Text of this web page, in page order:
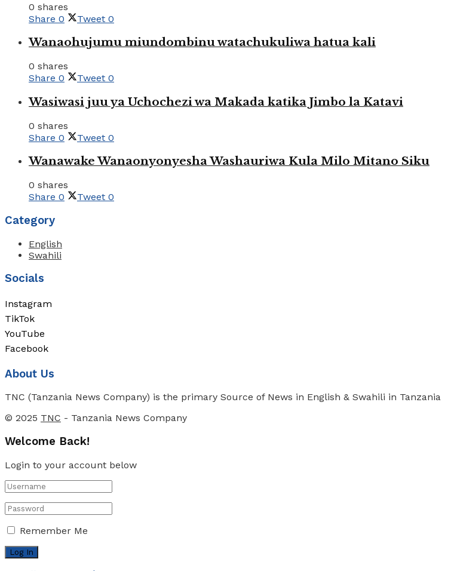
0 shares
Share 0 Tweet 0
Wanaohujumu miundombinu watachukuliwa hatua kali
0 shares
Share 0 Tweet 0
Wasiwasi juu ya Uchochezi wa Makada katika Jimbo la Katavi
0 shares
Share 0 Tweet 0
Wanawake Wanaonyonyesha Washauriwa Kula Milo Mitano Siku
0 shares
Share 0 Tweet 0
Category
English
Swahili
Socials
Instagram
TikTok
YouTube
Facebook
About Us
TNC (Tanzania News Company) is the primary Source of News in English & Swahili in Tanzania
© 2025 TNC - Tanzania News Company
Welcome Back!
Login to your account below
Remember Me